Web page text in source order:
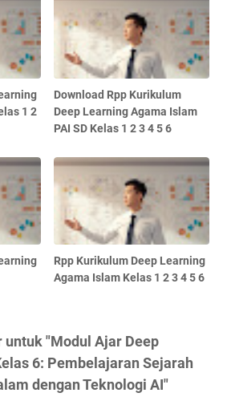
1 2
Download Rpp Kurikulum
Deep Learning Agama Islam
PAI SD Kelas 1 2 3 4 5 6
Rpp Kurikulum Deep Learning
Agama Islam Kelas 1 2 3 4 5 6
untuk "Modul Ajar Deep
6: Pembelajaran Sejarah
dengan Teknologi AI"